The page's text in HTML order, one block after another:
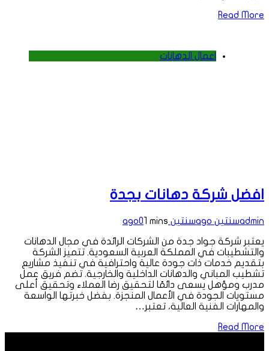
Read More
اعمال الدهانات
افضل شركة دهانات بجدة
adminسنتين ago سنتين ago 01 mins
يعتبر شركة جواد جدة من الشركات الرائدة في مجال الدهانات
والتشطيبات في المملكة العربية السعودية. تتميز الشركة
بتقديم خدمات ذات جودة عالية واحترافية في تنفيذ مشاريع
تشطيب المباني والدهانات الداخلية والخارجية. تضم فريق عمل
مدرب ومؤهل يسعى دائمًا لتحقيق رضا العملاء وتحقيق أعلى
مستويات الجودة في الأعمال المنجزة. بفضل خبرتها الواسعة
والمهارات الفنية العالية، تعتبر…
Read More